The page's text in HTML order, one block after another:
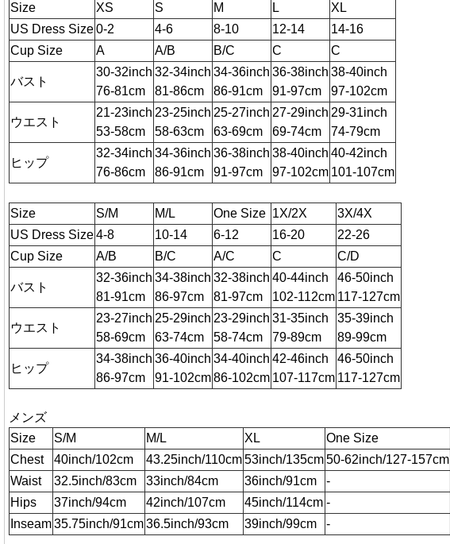
Size
XS S M L
XL
US Dress Size0-2 4-6 8-10 12-14
14-16
Cup Size
A A/B B/C C C
バスト
30-32inch
76-81cm
32-34inch
81-86cm
34-36inch
86-91cm
36-38inch
91-97cm
38-40inch
97-102cm
ウエスト
21-23inch
53-58cm
23-25inch
58-63cm
25-27inch
63-69cm
27-29inch
69-74cm
29-31inch
74-79cm
ヒップ
32-34inch
76-86cm
34-36inch
86-91cm
36-38inch
91-97cm
38-40inch
97-102cm
40-42inch
101-107cm
Size S/M M/L One Size 1X/2X
3X/4X
US Dress Size4-8 10-14 6-12 16-20
22-26
Cup Size
A/B B/C A/C C C/D
バスト
32-36inch
81-91cm
34-38inch
86-97cm
32-38inch
81-97cm
40-44inch
102-112cm
46-50inch
117-127cm
ウエスト
23-27inch
58-69cm
25-29inch
63-74cm
23-29inch
58-74cm
31-35inch
79-89cm
35-39inch
89-99cm
ヒップ
34-38inch
86-97cm
36-40inch
91-102cm
34-40inch
86-102cm
42-46inch
107-117cm
46-50inch
117-127cm
メンズ
Size
S/M M/L XL
One Size
Chest
40inch/102cm 43.25inch/110cm53inch/135cm50-62inch/127-157cm
Waist
32.5inch/83cm 33inch/84cm 36inch/91cm
-
Hips
37inch/94cm 42inch/107cm 45inch/114cm -
Inseam35.75inch/91cm36.5inch/93cm 39inch/99cm -